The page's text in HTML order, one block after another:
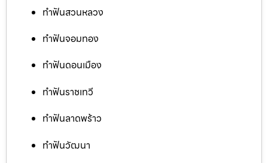
ทำฟันสวนหลวง
ทำฟันจอมทอง
ทำฟันดอนเมือง
ทำฟันราชเทวี
ทำฟันลาดพร้าว
ทำฟันวัฒนา